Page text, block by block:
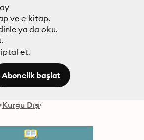
ve e-kitap.
ya da oku.
et.
Abonelik başlat
Kurgu Dışı